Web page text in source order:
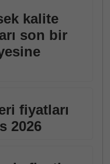
kalite
son bir
fiyatları
2026